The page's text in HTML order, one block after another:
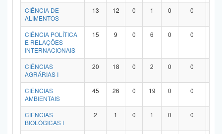
CIÊNCIA DE
ALIMENTOS
13 12 0 1 0 0
CIÊNCIA POLÍTICA
E RELAÇÕES
INTERNACIONAIS
15 9 0 6 0 0
CIÊNCIAS
AGRÁRIAS I
20 18 0 2 0 0
CIÊNCIAS
AMBIENTAIS
45 26 0 19 0 0
CIÊNCIAS
BIOLÓGICAS I
2 1 0 1 0 0